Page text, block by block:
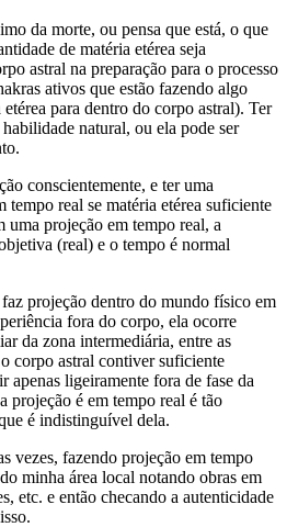
da morte, ou pensa que está, o que
de matéria etérea seja
astral na preparação para o processo
ativos que estão fazendo algo
para dentro do corpo astral). Ter
natural, ou ela pode ser
conscientemente, e ter uma
real se matéria etérea suficiente
uma projeção em tempo real, a
(real) e o tempo é normal
projeção dentro do mundo físico em
fora do corpo, ela ocorre
da zona intermediária, entre as
corpo astral contiver suficiente
apenas ligeiramente fora de fase da
projeção é em tempo real é tão
é indistinguível dela.
vezes, fazendo projeção em tempo
minha área local notando obras em
etc. e então checando a autenticidade